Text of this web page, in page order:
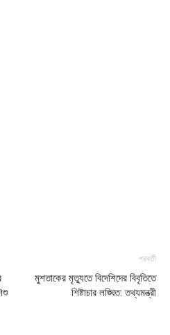
পরবর্তী
মুশতাকের মৃত্যুতে বিদেশিদের বিবৃতিতে
শিষ্টাচার লঙ্ঘিত: তথ্যমন্ত্রী